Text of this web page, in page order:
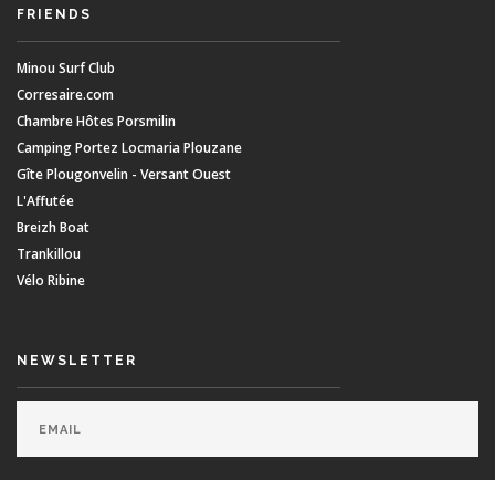
FRIENDS
Minou Surf Club
Corresaire.com
Chambre Hôtes Porsmilin
Camping Portez Locmaria Plouzane
Gîte Plougonvelin - Versant Ouest
L'Affutée
Breizh Boat
Trankillou
Vélo Ribine
NEWSLETTER